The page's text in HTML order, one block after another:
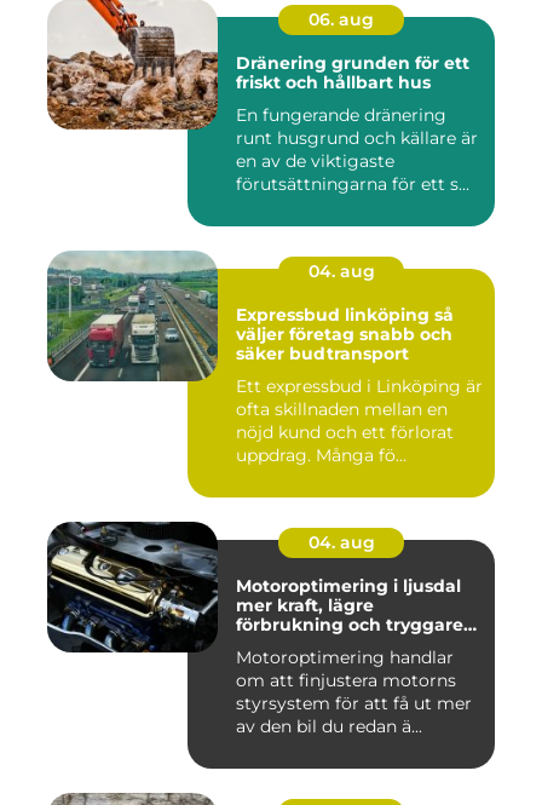
06. aug
Dränering grunden för ett
friskt och hållbart hus
En fungerande dränering
runt husgrund och källare är
en av de viktigaste
förutsättningarna för ett s...
04. aug
Expressbud linköping så
väljer företag snabb och
säker budtransport
Ett expressbud i Linköping är
ofta skillnaden mellan en
nöjd kund och ett förlorat
uppdrag. Många fö...
04. aug
Motoroptimering i ljusdal
mer kraft, lägre
förbrukning och tryggare
Motoroptimering handlar
om att finjustera motorns
styrsystem för att få ut mer
av den bil du redan ä...